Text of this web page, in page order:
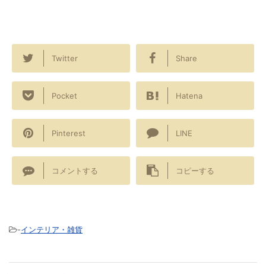
Twitter Share
Pocket Hatena
Pinterest LINE
コメントする コピーする
-インテリア・雑貨